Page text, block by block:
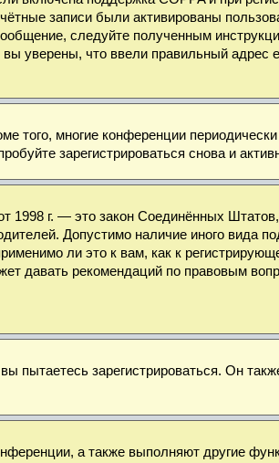
записи были активированы
следуйте полученным
уверены, что ввели правильный адрес
того, многие конференции
зарегистрироваться снова и
1998 г. — это закон Соединённых
Допустимо наличие иного вида
ли это к вам, как к
давать рекомендаций по правовым
зарегистрироваться. Он
а также выполняют другие